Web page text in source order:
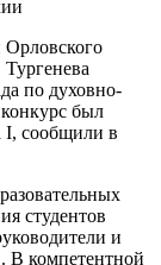
Орловского
по духовно-
был
I, сообщили в
студентов
и
В компетентной